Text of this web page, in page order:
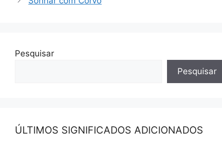
Pesquisar
Pesquisar
ÚLTIMOS SIGNIFICADOS ADICIONADOS